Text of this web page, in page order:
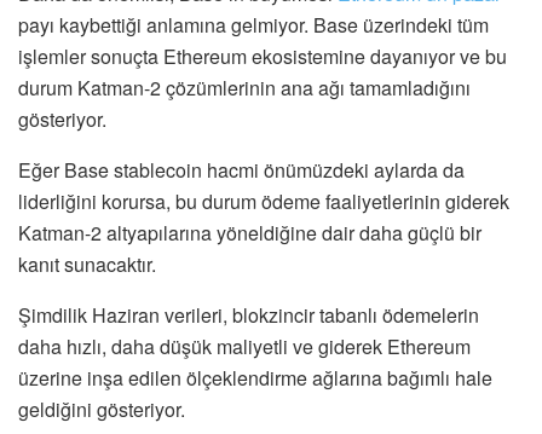
payı kaybettiği anlamına gelmiyor. Base üzerindeki tüm
işlemler sonuçta Ethereum ekosistemine dayanıyor ve bu
durum Katman-2 çözümlerinin ana ağı tamamladığını
gösteriyor.
Eğer Base stablecoin hacmi önümüzdeki aylarda da
liderliğini korursa, bu durum ödeme faaliyetlerinin giderek
Katman-2 altyapılarına yöneldiğine dair daha güçlü bir
kanıt sunacaktır.
Şimdilik Haziran verileri, blokzincir tabanlı ödemelerin
daha hızlı, daha düşük maliyetli ve giderek Ethereum
üzerine inşa edilen ölçeklendirme ağlarına bağımlı hale
geldiğini gösteriyor.